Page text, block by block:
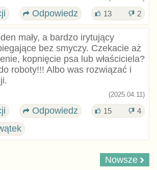
Odpowiedz 13 2
mały, a bardzo irytujący
bez smyczy. Czekacie aż
kopnięcie psa lub właściciela?
roboty!!! Albo was rozwiązać i
(2025.04.11)
Odpowiedz 15 4
Nowsze